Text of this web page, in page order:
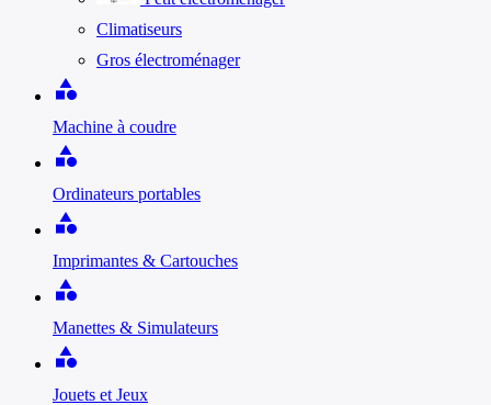
Climatiseurs
Gros électroménager
category
Machine à coudre
category
Ordinateurs portables
category
Imprimantes & Cartouches
category
Manettes & Simulateurs
category
Jouets et Jeux